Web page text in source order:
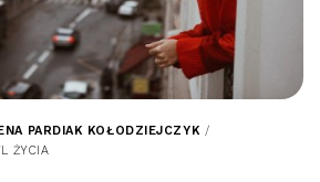
PARDIAK KOŁODZIEJCZYK /
ŻYCIA